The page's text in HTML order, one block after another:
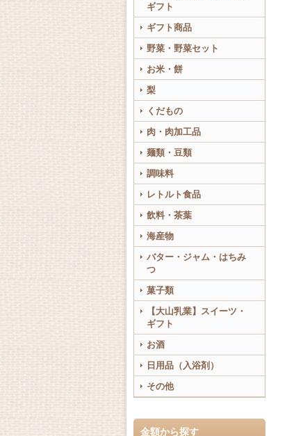
ギフト
ギフト商品
野菜・野菜セット
お米・餅
梨
くだもの
肉・肉加工品
麺類・豆類
調味料
レトルト食品
飲料・茶葉
海産物
バター・ジャム・はちみ
つ
菓子類
【大山乳業】スイーツ・
ギフト
お酒
日用品（入浴剤）
その他
金額から探す